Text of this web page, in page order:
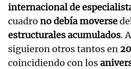
internacional de
cuadro no debía moverse
estructurales acumulados.
siguieron otros tantos en
coincidiendo con los